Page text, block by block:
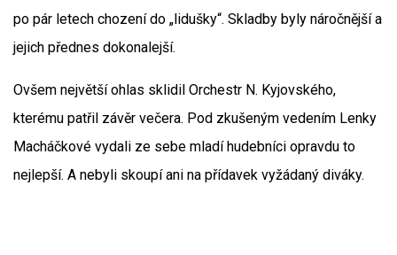
po pár letech chození do „lidušky“. Skladby byly náročnější a
jejich přednes dokonalejší.
Ovšem největší ohlas sklidil Orchestr N. Kyjovského,
kterému patřil závěr večera. Pod zkušeným vedením Lenky
Macháčkové vydali ze sebe mladí hudebníci opravdu to
nejlepší. A nebyli skoupí ani na přídavek vyžádaný diváky.